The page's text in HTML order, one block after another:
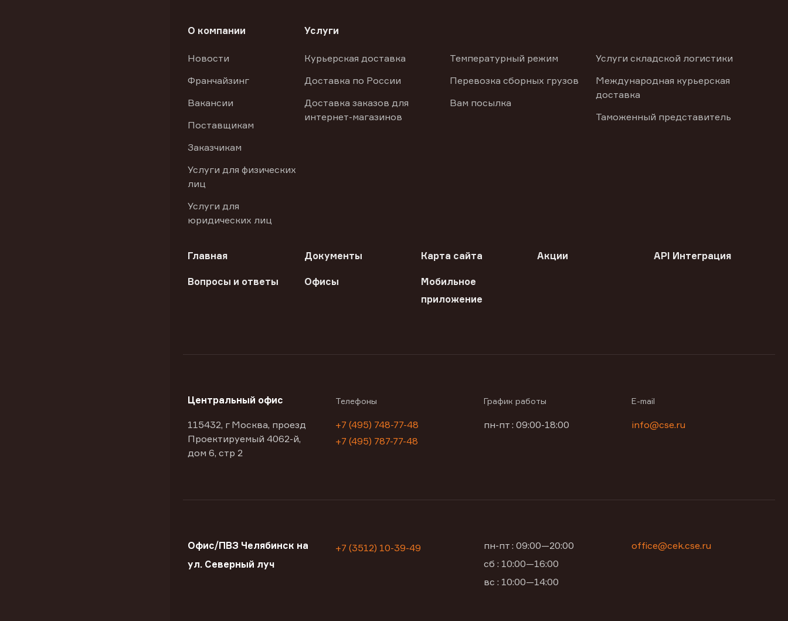
О компании
Новости
Франчайзинг
Вакансии
Поставщикам
Заказчикам
Услуги для физических
лиц
Услуги для
юридических лиц
Услуги
Курьерская доставка
Доставка по России
Доставка заказов для
интернет-магазинов
Температурный режим
Перевозка сборных грузов
Вам посылка
Услуги складской логистики
Международная курьерская
доставка
Таможенный представитель
Главная Документы Карта сайта Акции API Интеграция
Вопросы и ответы Офисы
Мобильное
приложение
Центральный офис
115432, г Москва, проезд
Проектируемый 4062-й,
дом 6, стр 2
Телефоны
+7 (495) 748-77-48
+7 (495) 787-77-48
График работы
пн-пт : 09:00-18:00
E-mail
info@cse.ru
Офис/ПВЗ Челябинск на
ул. Северный луч
+7 (3512) 10-39-49
пн-пт : 09:00—20:00
сб : 10:00—16:00
вс : 10:00—14:00
office@cek.cse.ru